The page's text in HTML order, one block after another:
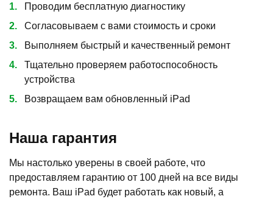
Проводим бесплатную диагностику
Согласовываем с вами стоимость и сроки
Выполняем быстрый и качественный ремонт
Тщательно проверяем работоспособность
устройства
Возвращаем вам обновленный iPad
Наша гарантия
Мы настолько уверены в своей работе, что
предоставляем гарантию от 100 дней на все виды
ремонта. Ваш iPad будет работать как новый, а